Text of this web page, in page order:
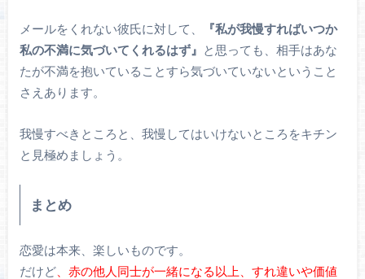
メールをくれない彼氏に対して、
『私が我慢すればいつか
私の不満に気づいてくれるはず』 と思っても、相手はあな
たが不満を抱いていることすら気づいていないということ
さえあります。
我慢すべきところと、我慢してはいけないところをキチン
と見極めましょう。
まとめ
恋愛は本来、楽しいものです。
だけど、赤の他人同士が一緒になる以上、すれ違いや価値